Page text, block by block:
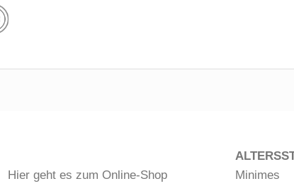
Hier geht es zum Online-Shop
Minimes